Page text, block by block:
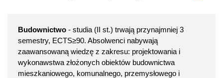
Budownictwo - studia (II st.) trwają przynajmniej 3
semestry, ECTS≥90. Absolwenci nabywają
zaawansowaną wiedzę z zakresu: projektowania i
wykonawstwa złożonych obiektów budownictwa
mieszkaniowego, komunalnego, przemysłowego i